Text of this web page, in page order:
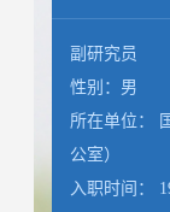
副研究员
性别：男
所在单位：
公室）
入职时间：